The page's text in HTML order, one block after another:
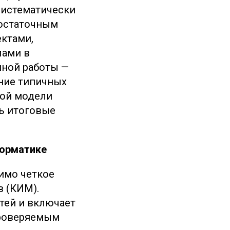
в
работы —
типичных
модели
итоговые
четкое
(КИМ).
и включает